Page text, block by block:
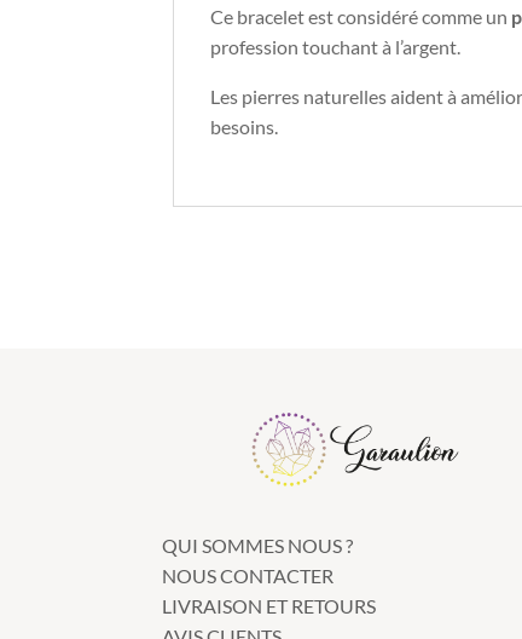
Ce bracelet est considéré comme un
profession touchant à l’argent.
Les pierres naturelles aident à
besoins.
QUI SOMMES NOUS ?
NOUS CONTACTER
LIVRAISON ET RETOURS